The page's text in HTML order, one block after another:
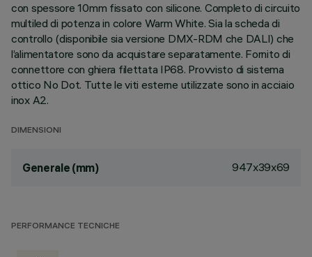
con spessore 10mm fissato con silicone. Completo di circuito
multiled di potenza in colore Warm White. Sia la scheda di
controllo (disponibile sia versione DMX-RDM che DALI) che
l’alimentatore sono da acquistare separatamente. Fornito di
connettore con ghiera filettata IP68. Provvisto di sistema
ottico No Dot. Tutte le viti esterne utilizzate sono in acciaio
inox A2.
DIMENSIONI
Generale (mm) 947x39x69
PERFORMANCE TECNICHE